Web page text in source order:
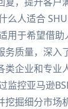
么人适合
用于希望借
务质量，深入
类企业和专业
监控亚马逊
挖掘细分市场